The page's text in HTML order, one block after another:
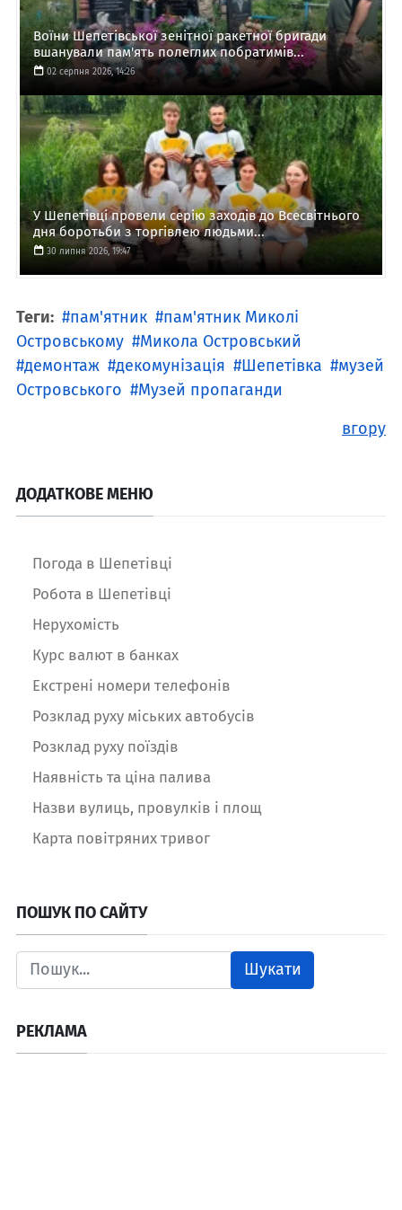
Воїни Шепетівської зенітної ракетної бригади
вшанували пам'ять полеглих побратимів...
02 серпня 2026, 14:26
У Шепетівці провели серію заходів до Всесвітнього
дня боротьби з торгівлею людьми...
30 липня 2026, 19:47
Теги: пам'ятник
пам'ятник Миколі
Островському
Микола Островський
демонтаж
декомунізація Шепетівка
музей
Островського
Музей пропаганди
вгору
ДОДАТКОВЕ МЕНЮ
Погода в Шепетівці
Робота в Шепетівці
Нерухомість
Курс валют в банках
Екстрені номери телефонів
Розклад руху міських автобусів
Розклад руху поїздів
Наявність та ціна палива
Назви вулиць, провулків і площ
Карта повітряних тривог
ПОШУК ПО САЙТУ
Шукати
РЕКЛАМА